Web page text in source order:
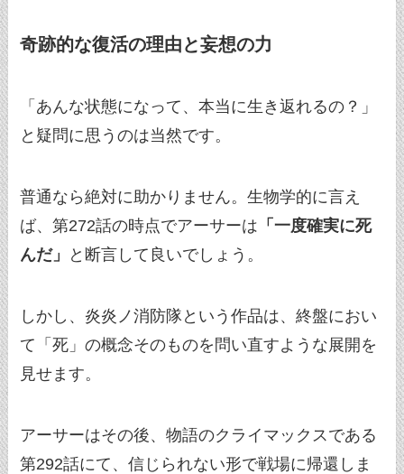
奇跡的な復活の理由と妄想の力
「あんな状態になって、本当に生き返れるの？」
と疑問に思うのは当然です。
普通なら絶対に助かりません。生物学的に言え
ば、第272話の時点でアーサーは 「一度確実に死
んだ」
と断言して良いでしょう。
しかし、炎炎ノ消防隊という作品は、終盤におい
て「死」の概念そのものを問い直すような展開を
見せます。
アーサーはその後、物語のクライマックスである
第292話にて、信じられない形で戦場に帰還しま